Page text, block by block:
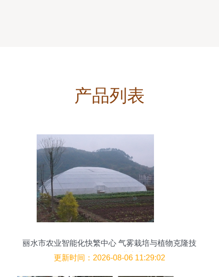
产品列表
丽水市农业智能化快繁中心 气雾栽培与植物克隆技
术引领现代农业变革
更新时间：2026-08-06 11:29:02